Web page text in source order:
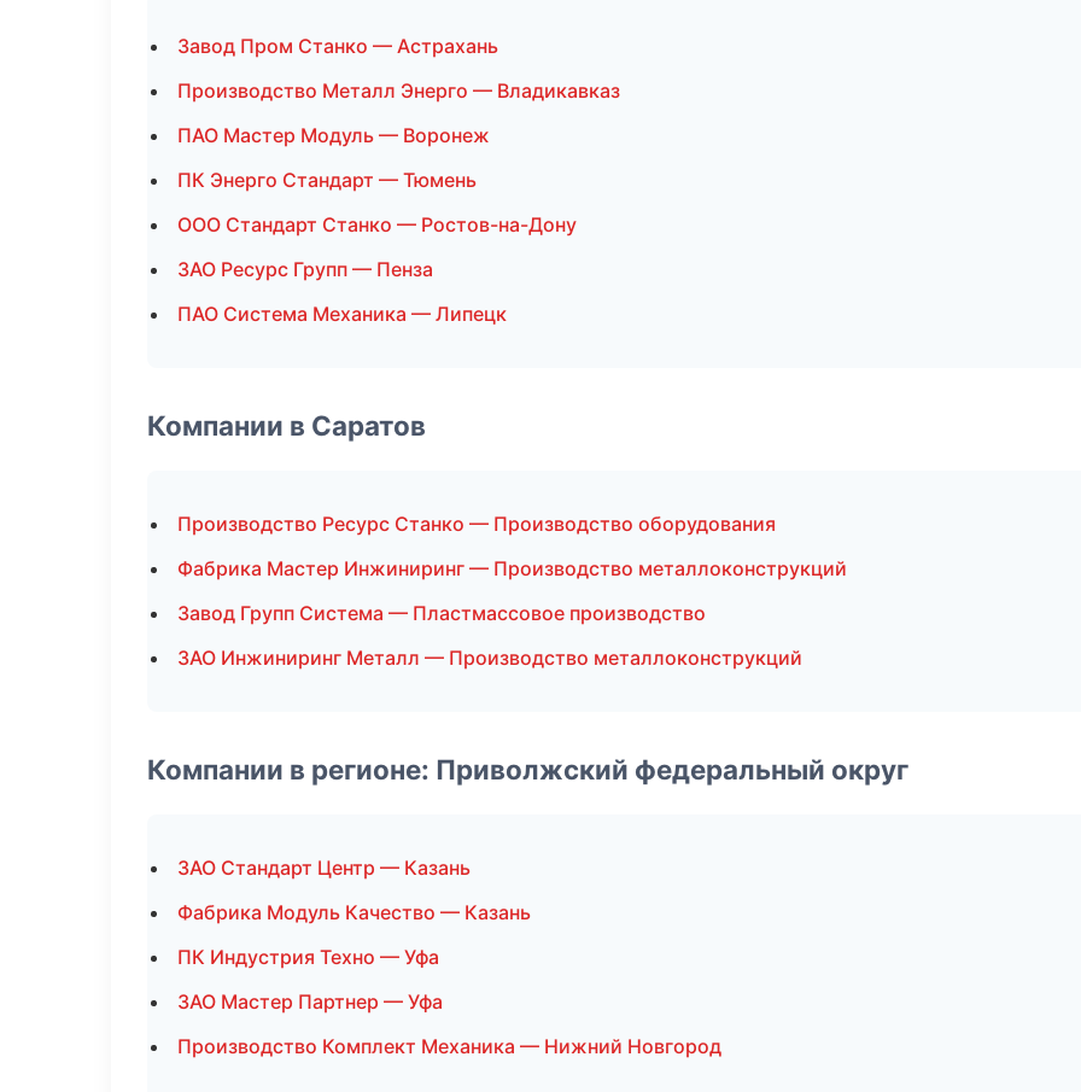
Завод Пром Станко — Астрахань
Производство Металл Энерго — Владикавказ
ПАО Мастер Модуль — Воронеж
ПК Энерго Стандарт — Тюмень
ООО Стандарт Станко — Ростов-на-Дону
ЗАО Ресурс Групп — Пенза
ПАО Система Механика — Липецк
Компании в Саратов
Производство Ресурс Станко — Производство оборудования
Фабрика Мастер Инжиниринг — Производство металлоконструкций
Завод Групп Система — Пластмассовое производство
ЗАО Инжиниринг Металл — Производство металлоконструкций
Компании в регионе: Приволжский федеральный округ
ЗАО Стандарт Центр — Казань
Фабрика Модуль Качество — Казань
ПК Индустрия Техно — Уфа
ЗАО Мастер Партнер — Уфа
Производство Комплект Механика — Нижний Новгород